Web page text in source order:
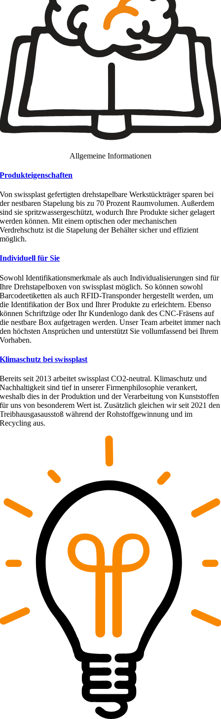
Allgemeine Informationen
Produkteigenschaften
Von swissplast gefertigten drehstapelbare Werkstückträger sparen bei
der nestbaren Stapelung bis zu 70 Prozent Raumvolumen. Außerdem
sind sie spritzwassergeschützt, wodurch Ihre Produkte sicher gelagert
werden können. Mit einem optischen oder mechanischen
Verdrehschutz ist die Stapelung der Behälter sicher und effizient
möglich.
Individuell für Sie
Sowohl Identifikationsmerkmale als auch Individualisierungen sind für
Ihre Drehstapelboxen von swissplast möglich. So können sowohl
Barcodeetiketten als auch RFID-Transponder hergestellt werden, um
die Identifikation der Box und Ihrer Produkte zu erleichtern. Ebenso
können Schriftzüge oder Ihr Kundenlogo dank des CNC-Fräsens auf
die nestbare Box aufgetragen werden. Unser Team arbeitet immer nach
den höchsten Ansprüchen und unterstützt Sie vollumfassend bei Ihrem
Vorhaben.
Klimaschutz bei swissplast
Bereits seit 2013 arbeitet swissplast CO2-neutral. Klimaschutz und
Nachhaltigkeit sind tief in unserer Firmenphilosophie verankert,
weshalb dies in der Produktion und der Verarbeitung von Kunststoffen
für uns von besonderem Wert ist. Zusätzlich gleichen wir seit 2021 den
Treibhausgasausstoß während der Rohstoffgewinnung und im
Recycling aus.